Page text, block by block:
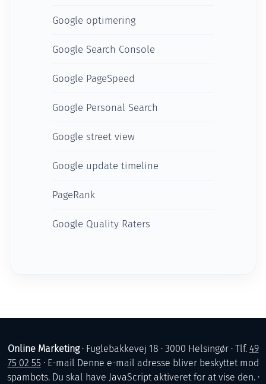
Google optimering
Google Search Console
Google PageSpeed
Google Personal Search
Google street view
Google update timeline
PageRank
Google Quality Raters
Online Marketing· Fuglebakkevej 18 · 3000 Helsingør · Tlf. 49
75 02 55 · E-mail Denne e-mail adresse bliver beskyttet mod
spambots. Du skal have JavaScript aktiveret for at vise den.·